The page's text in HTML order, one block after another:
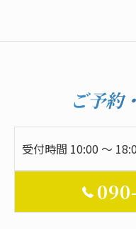
ご予約
受付時間 10:00 ～